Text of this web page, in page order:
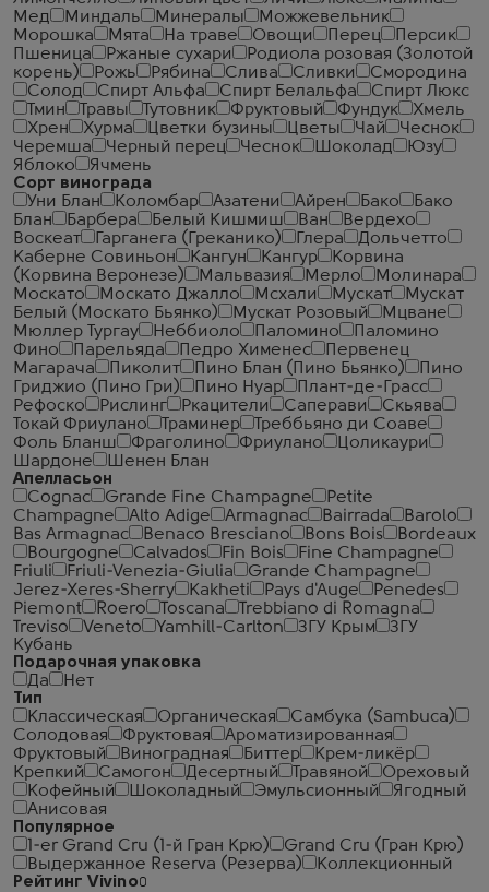
Мед
Миндаль Минералы
Можжевельник
Морошка
Мята На траве Овощи Перец
Персик
Пшеница
Ржаные сухари
Родиола розовая (Золотой
корень)
Рожь Рябина Слива Сливки
Смородина
Солод
Спирт Альфа Спирт Белальфа
Спирт Люкс
Тмин
Травы Тутовник Фруктовый Фундук
Хмель
Хрен
Хурма Цветки бузины Цветы Чай
Чеcнок
Черемша
Черный перец Чеснок Шоколад
Юзу
Яблоко
Ячмень
Сорт винограда
Уни Блан
Коломбар Азатени Айрен Бако
Бако
Блан
Барбера Белый Кишмиш Ван
Вердехо
Воскеат
Гарганега (Греканико) Глера
Дольчетто
Каберне Совиньон
Кангун Кангур
Корвина
(Корвина Веронезе)
Мальвазия Мерло
Молинара
Москато
Москато Джалло Мсхали Мускат
Мускат
Белый (Москато Бьянко)
Мускат Розовый
Мцване
Мюллер Тургау
Неббиоло Паломино
Паломино
Фино
Парельяда Педро Хименес
Первенец
Магарача
Пиколит Пино Блан (Пино Бьянко)
Пино
Гриджио (Пино Гри)
Пино Нуар
Плант-де-Грасс
Рефоско
Рислинг Ркацители Саперави
Скьява
Токай Фриулано
Траминер
Треббьяно ди Соаве
Фоль Бланш
Фраголино Фриулано
Цоликаури
Шардоне
Шенен Блан
Апелласьон
Cognac
Grande Fine Champagne
Petite
Champagne
Alto Adige Armagnac Bairrada
Barolo
Bas Armagnac
Benaco Bresciano Bons Bois
Bordeaux
Bourgogne
Calvados Fin Bois
Fine Champagne
Friuli
Friuli-Venezia-Giulia
Grande Champagne
Jerez-Xeres-Sherry
Kakheti Pays d'Auge
Penedes
Piemont
Roero Toscana
Trebbiano di Romagna
Treviso
Veneto Yamhill-Carlton ЗГУ Крым
ЗГУ
Кубань
Подарочная упаковка
Да
Нет
Тип
Классическая
Органическая
Самбука (Sambuca)
Солодовая
Фруктовая
Ароматизированная
Фруктовый
Виноградная Биттер
Крем-ликёр
Крепкий
Самогон Десертный Травяной
Ореховый
Кофейный
Шоколадный Эмульсионный
Ягодный
Анисовая
Популярное
1-er Grand Cru (1-й Гран Крю)
Grand Cru (Гран Крю)
Выдержанное Reserva (Резерва)
Коллекционный
Рейтинг Vivino